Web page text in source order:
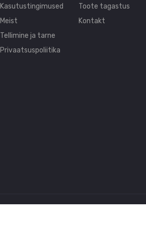
Kasutustingimused
Meist
Tellimine ja tarne
Privaatsuspoliitika
Toote tagastus
Kontakt